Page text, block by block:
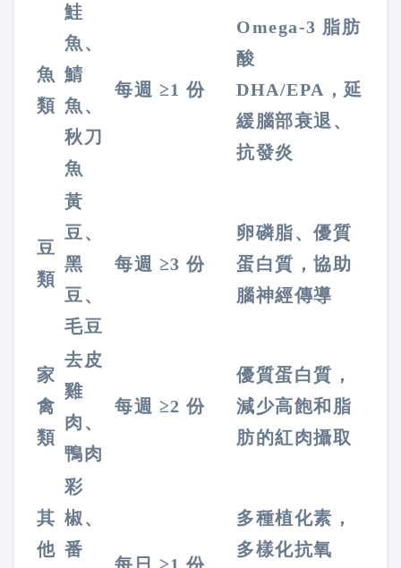
魚
類
鮭
魚、
鯖
魚、
秋刀
魚
每週 ≥1 份
Omega-3 脂肪
酸
DHA/EPA，延
緩腦部衰退、
抗發炎
豆
類
黃
豆、
黑
豆、
毛豆
每週 ≥3 份
卵磷脂、優質
蛋白質，協助
腦神經傳導
家
禽
類
去皮
雞
肉、
鴨肉
每週 ≥2 份
優質蛋白質，
減少高飽和脂
肪的紅肉攝取
其
他
彩
椒、
番
多種植化素，
多樣化抗氧